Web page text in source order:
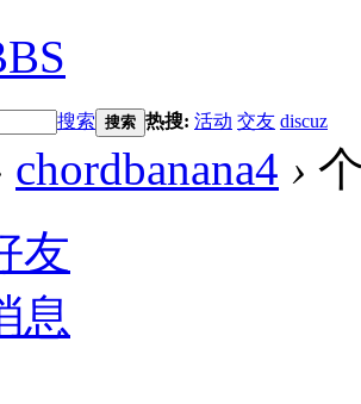
搜索 搜索 热搜: 活动 交友 discuz
chordbanana4 ›
友
息